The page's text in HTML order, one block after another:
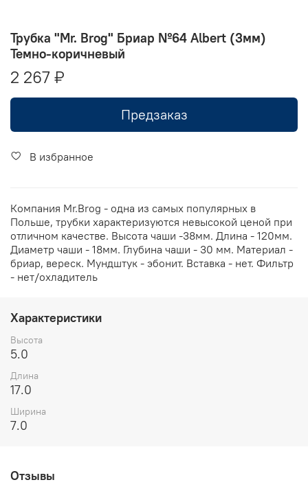
Трубка "Mr. Brog" Бриар №64 Albert (3мм)
Темно-коричневый
2 267 ₽
Предзаказ
В избранное
Компания Mr.Brog - одна из самых популярных в
Польше, трубки характеризуются невысокой ценой при
отличном качестве. Высота чаши -38мм. Длина - 120мм.
Диаметр чаши - 18мм. Глубина чаши - 30 мм. Материал -
бриар, вереск. Мундштук - эбонит. Вставка - нет. Фильтр
- нет/охладитель
Характеристики
Высота
5.0
Длина
17.0
Ширина
7.0
Отзывы